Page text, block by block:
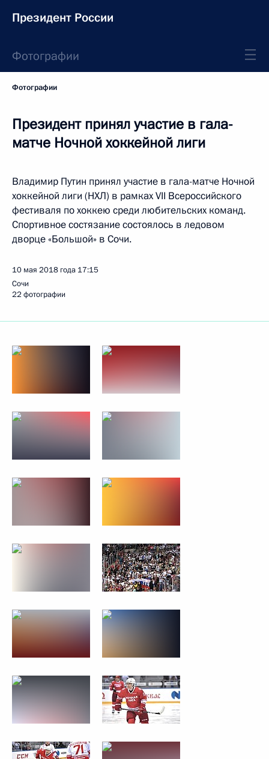
Президент России
Фотографии
Фотографии
Президент принял участие в гала-
матче Ночной хоккейной лиги
Владимир Путин принял участие в гала-матче Ночной
хоккейной лиги (НХЛ) в рамках VII Всероссийского
фестиваля по хоккею среди любительских команд.
Спортивное состязание состоялось в ледовом
дворце «Большой» в Сочи.
10 мая 2018 года 17:15
Сочи
22 фотографии